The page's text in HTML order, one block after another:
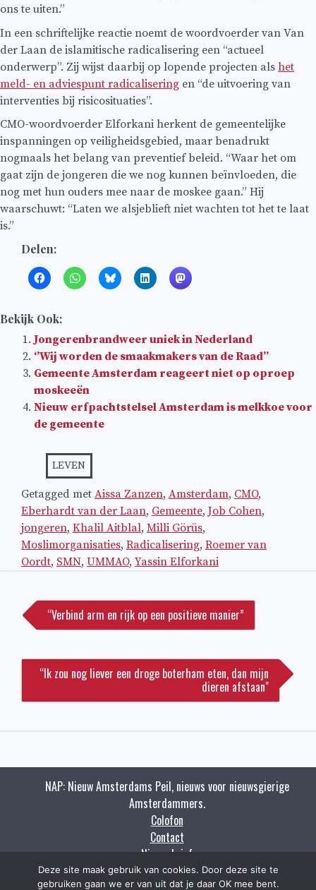
ons te uiten.”
In een schriftelijke reactie noemt de woordvoerder van Van
der Laan de islamitische radicalisering een “actueel
onderwerp”. Zij wijst daarbij op lopende projecten als het
meld- en adviespunt radicalisering en “de uitvoering van
interventies bij risicosituaties”.
CMO-woordvoerder Elforkani herkent de gemeentelijke
inspanningen op veiligheidsgebied, maar benadrukt
nogmaals het belang van preventief beleid. “Waar het om
gaat zijn de jongeren die we nog kunnen beïnvloeden, die
nog met hun ouders mee naar de moskee gaan.” Hij
waarschuwt: “Laten we alsjeblieft niet wachten tot het te laat
is.”
Delen:
Bekijk Ook:
Jongerenbrandweer uniek in Nederland
‘’Wij worden de smaakmakers van de Raad’’
Gemeente Amsterdam reageert niet op oproep
moskeeën
Nieuw erfpachtstelsel Amsterdam is melkkoe voor
de gemeente
LEVEN
Getagged met Aissa Zanzen, Amsterdam, CMO,
Eberhardt van der Laan, Gemeente, Job Cohen,
jongeren, Khalil Aitblal, Milli Görüs,
Moslimorganisaties, Radicalisering, Roemer van
Oordt, SMN, UMMAO, Yassin Elforkani
navigatie
“Verbind arm en rijk op een positieve manier”
“Ik zou nog liever een droge boterham eten, dan mijn
dieren afstaan"
NAP: Nieuw Amsterdams Peil, nieuws voor nieuwsgierige
Amsterdammers.
Colofon
Contact
Nieuwsbrief
Zoeken
Deze site maak gebruik van cookies. Door deze site te
gebruiken gaan we er van uit dat je daar OK mee bent.